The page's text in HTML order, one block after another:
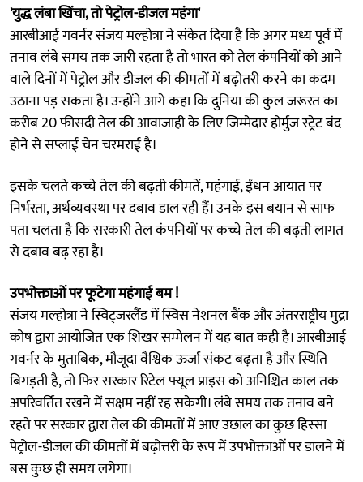
'युद्ध लंबा खिंचा, तो पेट्रोल-डीजल महंगा'
आरबीआई गवर्नर संजय मल्होत्रा ​ने संकेत दिया है कि अगर मध्य पूर्व में
तनाव लंबे समय तक जारी रहता है तो भारत को तेल कंपनियों को आने
वाले दिनों में पेट्रोल और डीजल की कीमतों में बढ़ोतरी करने का कदम
उठाना पड़ सकता है। उन्होंने आगे कहा कि दुनिया की कुल जरूरत का
करीब 20 फीसदी तेल की आवाजाही के लिए जिम्मेदार होर्मुज स्ट्रेट बंद
होने से सप्लाई चेन चरमराई है।
इसके चलते कच्चे तेल की बढ़ती कीमतें, महंगाई, ईंधन आयात पर
निर्भरता, अर्थव्यवस्था पर दबाव डाल रही हैं। उनके इस बयान से साफ
पता चलता है कि सरकारी तेल कंपनियों पर कच्चे तेल की बढ़ती लागत
से दबाव बढ़ रहा है।
उपभोक्ताओं पर फूटेगा महंगाई बम !
संजय मल्होत्रा ​​ने स्विट्जरलैंड में स्विस नेशनल बैंक और अंतरराष्ट्रीय मुद्रा
कोष द्वारा आयोजित एक शिखर सम्मेलन में यह बात कही है। आरबीआई
गवर्नर के मुताबिक, मौजूदा वैश्विक ऊर्जा संकट बढ़ता है और स्थिति
बिगड़ती है, तो फिर सरकार रिटेल फ्यूल प्राइस को अनिश्चित काल तक
अपरिवर्तित रखने में सक्षम नहीं रह सकेगी। लंबे समय तक तनाव बने
रहते पर सरकार द्वारा तेल की कीमतों में आए उछाल का कुछ हिस्सा
पेट्रोल-डीजल की कीमतों में बढ़ोत्तरी के रूप में उपभोक्ताओं पर डालने में
बस कुछ ही समय लगेगा।